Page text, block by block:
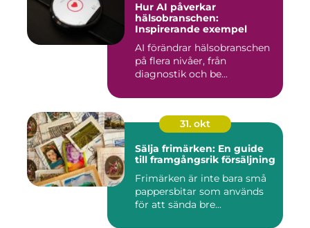
Hur AI påverkar
hälsobranschen:
Inspirerande exempel
AI förändrar hälsobranschen
på flera nivåer, från
diagnostik och be...
31. okt
Sälja frimärken: En guide
till framgångsrik försäljning
Frimärken är inte bara små
pappersbitar som används
för att sända bre...